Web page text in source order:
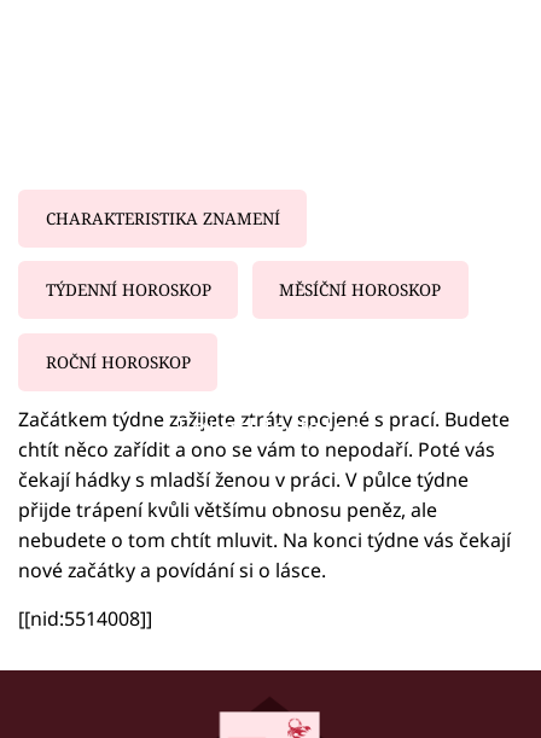
Sledujte nás
CHARAKTERISTIKA ZNAMENÍ
TÝDENNÍ HOROSKOP MĚSÍČNÍ HOROSKOP
ROČNÍ HOROSKOP
Failed to fetch
Začátkem týdne zažijete ztráty spojené s prací. Budete
chtít něco zařídit a ono se vám to nepodaří. Poté vás
čekají hádky s mladší ženou v práci. V půlce týdne
přijde trápení kvůli většímu obnosu peněz, ale
nebudete o tom chtít mluvit. Na konci týdne vás čekají
nové začátky a povídání si o lásce.
[[nid:5514008]]